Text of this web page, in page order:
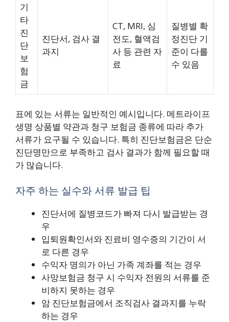
기
타
진
단
보
험
금
진단서, 검사 결
과지
CT, MRI, 심
전도, 혈액검
사 등 관련 자
료
질병별 확
정진단 기
준이 다를
수 있음
표에 있는 서류는 일반적인 예시입니다. 메트라이프
생명 상품별 약관과 청구 보험금 종류에 따라 추가
서류가 요구될 수 있습니다. 특히 진단보험금은 단순
진단명만으로 부족하고 검사 결과가 함께 필요할 때
가 많습니다.
자주 하는 실수와 서류 발급 팁
진단서에 질병코드가 빠져 다시 발급받는 경
우
입퇴원확인서와 진료비 영수증의 기간이 서
로 다른 경우
수익자 명의가 아닌 가족 계좌를 적는 경우
사망보험금 청구 시 수익자 전원의 서류를 준
비하지 못하는 경우
암 진단보험금에서 조직검사 결과지를 누락
하는 경우